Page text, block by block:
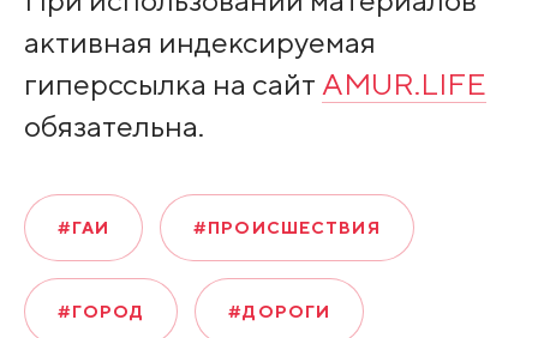
активная индексируемая
гиперссылка на сайт AMUR.LIFE
обязательна.
#ГАИ #ПРОИСШЕСТВИЯ
#ГОРОД #ДОРОГИ